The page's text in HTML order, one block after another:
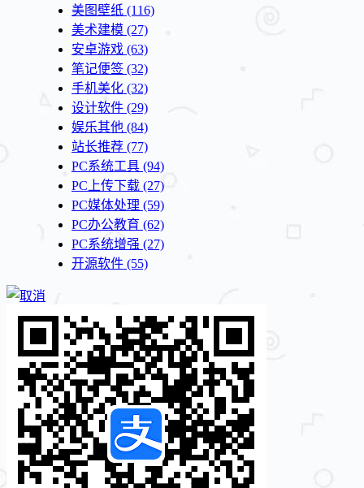
美图壁纸 (116)
美术建模 (27)
安卓游戏 (63)
笔记便签 (32)
手机美化 (32)
设计软件 (29)
娱乐其他 (84)
站长推荐 (77)
PC系统工具 (94)
PC上传下载 (27)
PC媒体处理 (59)
PC办公教育 (62)
PC系统增强 (27)
开源软件 (55)